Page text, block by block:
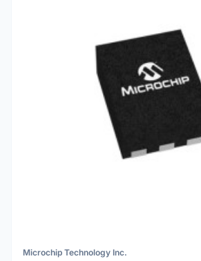
Microchip Technology Inc.